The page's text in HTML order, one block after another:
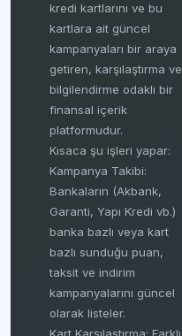
kredi kartlarını ve bu
kartlara ait güncel
kampanyaları bir araya
getiren, karşılaştırma ve
bilgilendirme odaklı bir
finansal içerik
platformudur.
Kısaca şu işleri yapar:
Kampanya Takibi:
Bankaların (Akbank,
Garanti, Yapı Kredi vb.)
banka bazlı veya kart
bazlı sunduğu puan,
taksit ve indirim
kampanyalarını güncel
olarak listeler.